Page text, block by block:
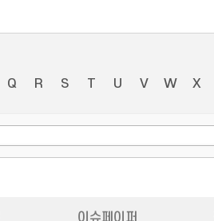
Q R S T U V W X
이슈페이퍼